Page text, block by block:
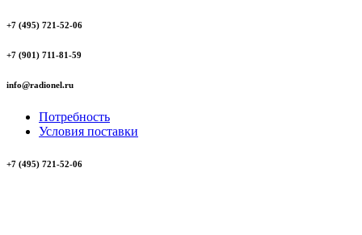
+7 (495) 721-52-06
+7 (901) 711-81-59
info@radionel.ru
Потребность
Условия поставки
+7 (495) 721-52-06